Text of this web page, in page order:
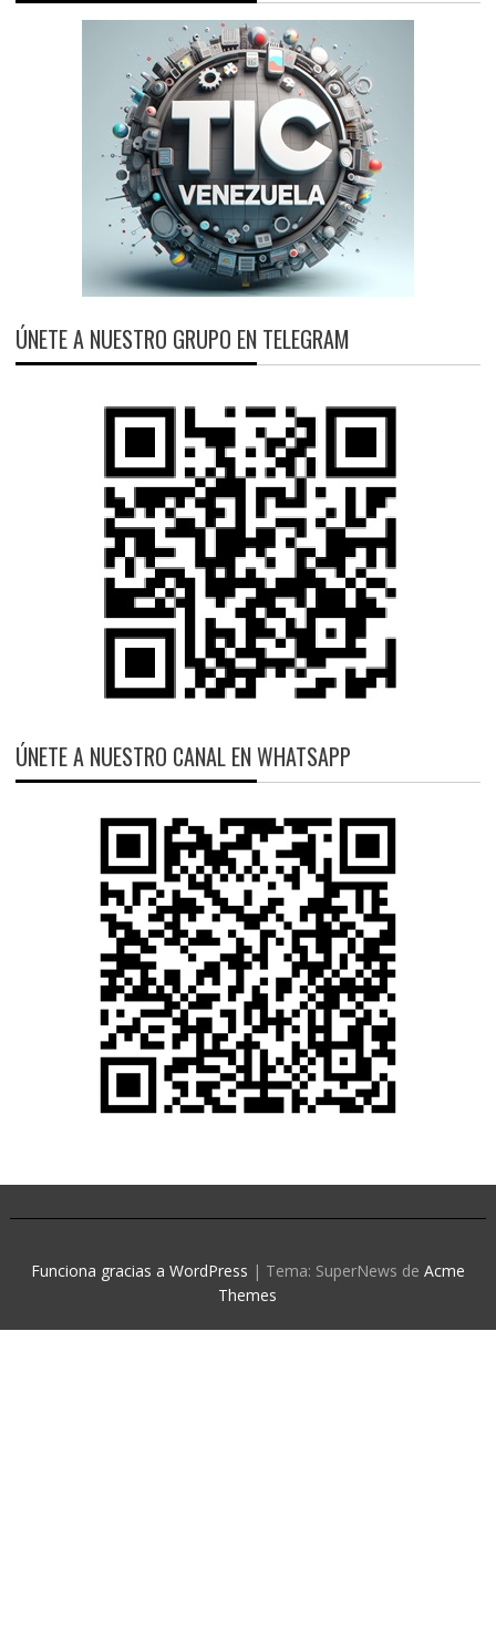
ÚNETE A NUESTRO GRUPO EN TELEGRAM
ÚNETE A NUESTRO CANAL EN WHATSAPP
Funciona gracias a WordPress | Tema: SuperNews de Acme
Themes